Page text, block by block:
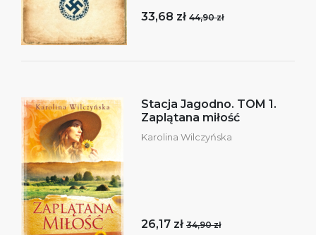
33,68 zł 44,90 zł
Stacja Jagodno. TOM 1.
Zaplątana miłość
Karolina Wilczyńska
26,17 zł 34,90 zł